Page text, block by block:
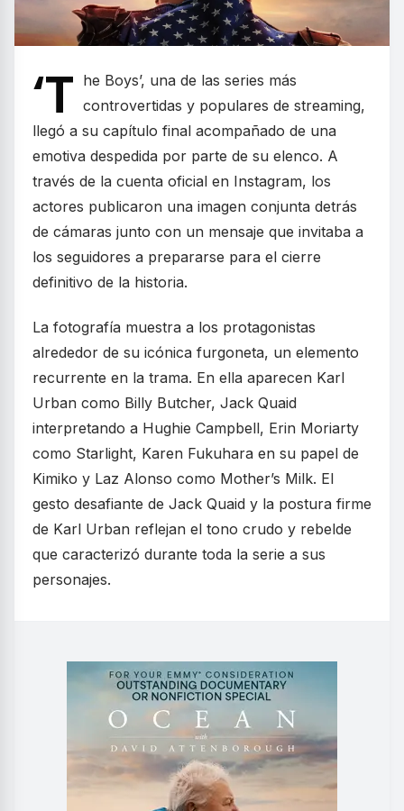
‘T he Boys’, una de las series más
controvertidas y populares de streaming,
llegó a su capítulo final acompañado de una
emotiva despedida por parte de su elenco. A
través de la cuenta oficial en Instagram, los
actores publicaron una imagen conjunta detrás
de cámaras junto con un mensaje que invitaba a
los seguidores a prepararse para el cierre
definitivo de la historia.
La fotografía muestra a los protagonistas
alrededor de su icónica furgoneta, un elemento
recurrente en la trama. En ella aparecen Karl
Urban como Billy Butcher, Jack Quaid
interpretando a Hughie Campbell, Erin Moriarty
como Starlight, Karen Fukuhara en su papel de
Kimiko y Laz Alonso como Mother’s Milk. El
gesto desafiante de Jack Quaid y la postura firme
de Karl Urban reflejan el tono crudo y rebelde
que caracterizó durante toda la serie a sus
personajes.